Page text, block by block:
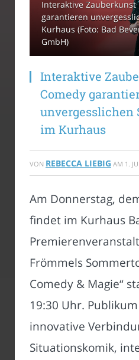
Interaktive Zauberkunst
garantieren
Kurhaus (Foto: Bad
GmbH)
Interaktive
Comedy
unvergesslichen
im Kurhaus
VON REBECCA LIEBIG AM 1.
Am Donnerstag,
findet im Kurhaus
Frömmels
Comedy & Magie“
19:30 Uhr.
innovative
Situationskomik,